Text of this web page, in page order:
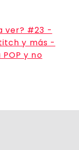
ver? #23 -
y más -
y no